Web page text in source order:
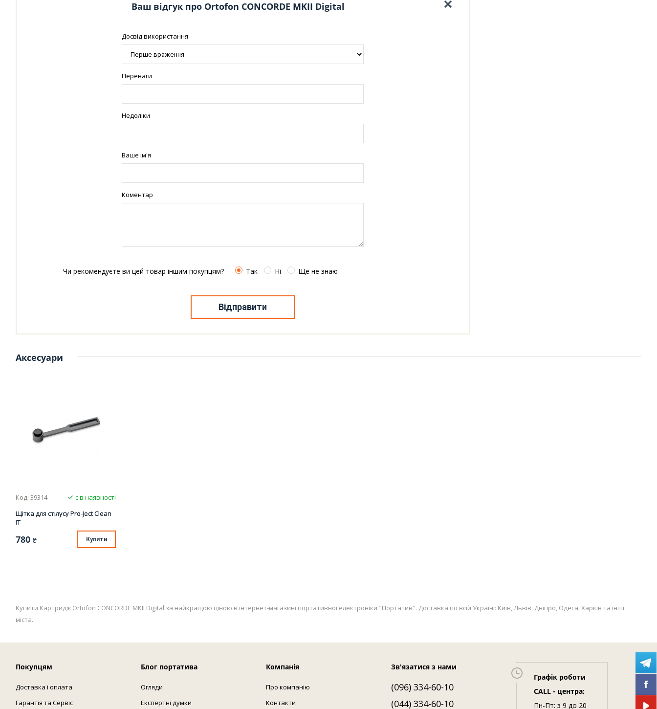
Ваш відгук про Ortofon CONCORDE MKII Digital
Досвід використання
Переваги
Недоліки
Ваше ім'я
Коментар
Чи рекомендуєте ви цей товар іншим покупцям? Так Ні Ще не знаю
Відправити
Аксесуари
Код: 39314
є в наявності
Щітка для стілусу Pro-Ject Clean
IT
780 ₴ Купити
Купити Картридж Ortofon CONCORDE MKII Digital за найкращою ціною в інтернет-магазині портативної електроніки "Портатив". Доставка по всій Україні: Київ, Львів, Дніпро, Одеса, Харків та інші
міста.
Покупцям
Доставка і оплата
Гарантія та Сервіс
Блог портатива
Огляди
Експертні думки
Компанія
Про компанію
Контакти
Зв'язатися з нами
(096) 334-60-10
(044) 334-60-10
Графік роботи
CALL - центра:
Пн-Пт: з 9 до 20